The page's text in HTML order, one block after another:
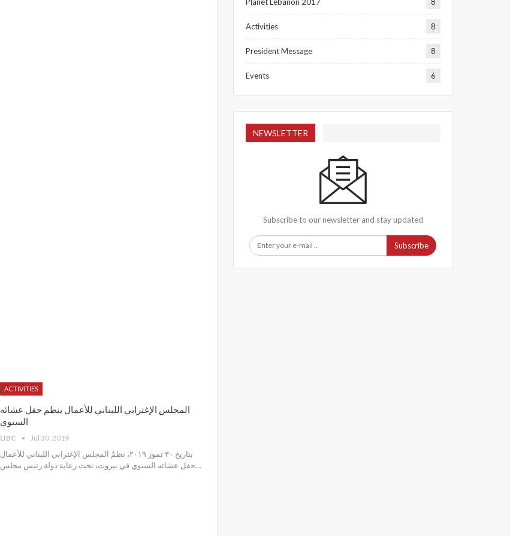
ACTIVITIES
المجلس الإغترابي اللبناني للأعمال ينظم حفل عشائه
السنوي
LIBC Jul 30, 2019
بتاريخ ٣٠ تموز ٢٠١٩، نظمّ المجلس الإغترابي اللبناني للأعمال
حفل عشائه السنوي في بيروت، تحت رعاية دولة رئيس مجلس…
Activities 8
President Message 8
Events 6
NEWSLETTER
Subscribe to our newsletter and stay updated
Subscribe